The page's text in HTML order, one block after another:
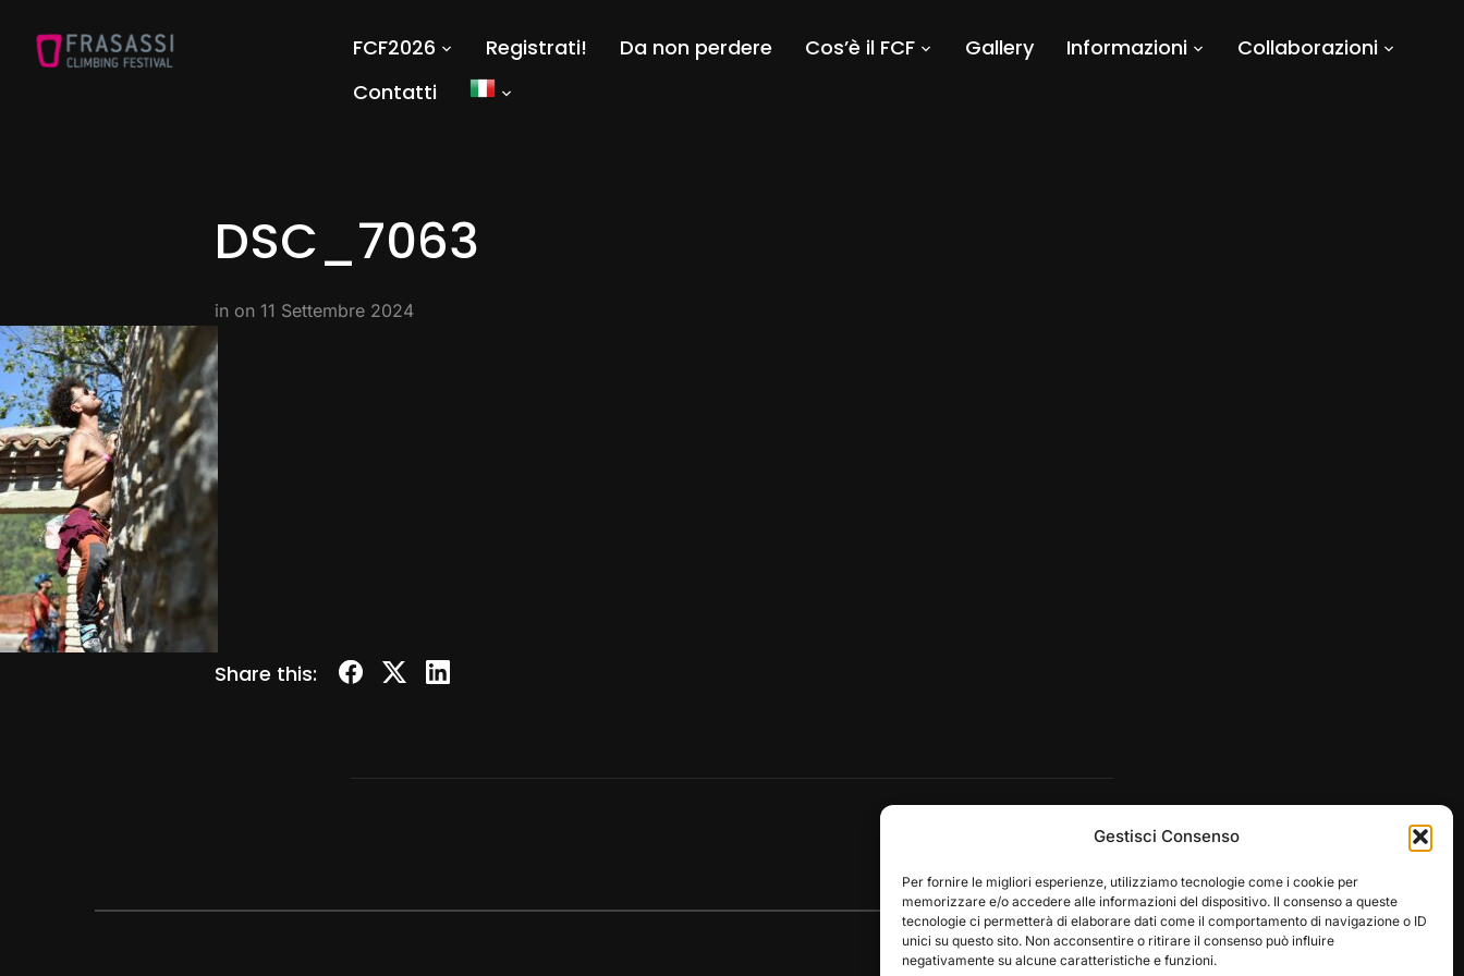
Gestisci Consenso
Per fornire le migliori esperienze, utilizziamo tecnologie come i cookie per
memorizzare e/o accedere alle informazioni del dispositivo. Il consenso a queste
tecnologie ci permetterà di elaborare dati come il comportamento di navigazione o ID
unici su questo sito. Non acconsentire o ritirare il consenso può influire
negativamente su alcune caratteristiche e funzioni.
FCF2026 Registrati! Da non perdere Cos’è il FCF Gallery Informazioni
Collaborazioni
Contatti
DSC_7063
in on 11 Settembre 2024
Share this: